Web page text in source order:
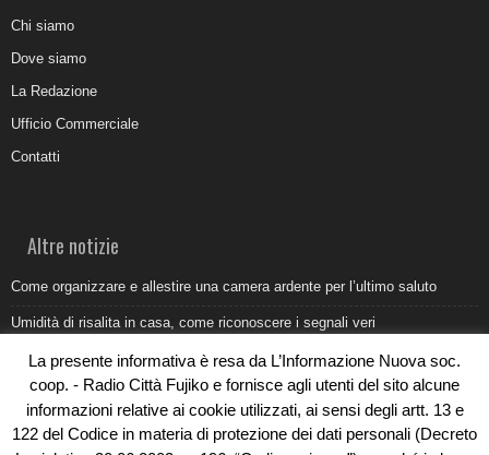
Chi siamo
Dove siamo
La Redazione
Ufficio Commerciale
Contatti
Altre notizie
Come organizzare e allestire una camera ardente per l’ultimo saluto
Umidità di risalita in casa, come riconoscere i segnali veri
Torna il Sun Donato Festival 2026
Come il busking moderno ridisegna il paesaggio sonoro urbano
Saldi estivi Michele Lopriore: l’eleganza Made in Italy incontra gli sconti
La presente informativa è resa da L’Informazione Nuova soc.
coop. - Radio Città Fujiko e fornisce agli utenti del sito alcune
informazioni relative ai cookie utilizzati, ai sensi degli artt. 13 e
122 del Codice in materia di protezione dei dati personali (Decreto